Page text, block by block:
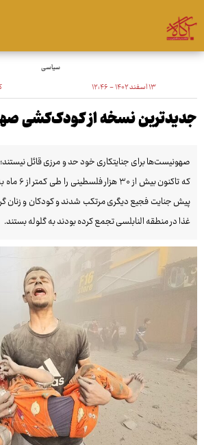
سیاسی
۱۳ اسفند ۱۴۰۲ - ۱۲:۴۶
جدیدترین نسخه از کودک‌کشی
صهونیست‌ها برای جنایتکاری خود حد و مرزی قائل
که تاکنون
پیش جنایت فجیع دیگری مرتکب شدند و کودکان و زنان
غذا در منطقه‌ النابلسی تجمع کرده بودند به گلوله بستند.